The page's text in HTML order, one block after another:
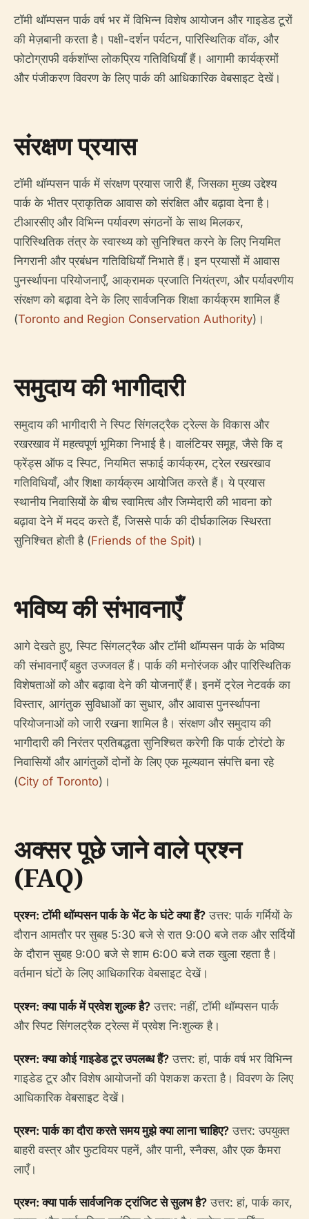
टॉमी थॉम्पसन पार्क वर्ष भर में विभिन्न विशेष आयोजन और गाइडेड टूरों
की मेज़बानी करता है। पक्षी-दर्शन पर्यटन, पारिस्थितिक वॉक, और
फोटोग्राफी वर्कशॉप्स लोकप्रिय गतिविधियाँ हैं। आगामी कार्यक्रमों
और पंजीकरण विवरण के लिए पार्क की आधिकारिक वेबसाइट देखें।
संरक्षण प्रयास
टॉमी थॉम्पसन पार्क में संरक्षण प्रयास जारी हैं, जिसका मुख्य उद्देश्य
पार्क के भीतर प्राकृतिक आवास को संरक्षित और बढ़ावा देना है।
टीआरसीए और विभिन्न पर्यावरण संगठनों के साथ मिलकर,
पारिस्थितिक तंत्र के स्वास्थ्य को सुनिश्चित करने के लिए नियमित
निगरानी और प्रबंधन गतिविधियाँ निभाते हैं। इन प्रयासों में आवास
पुनर्स्थापना परियोजनाएँ, आक्रामक प्रजाति नियंत्रण, और पर्यावरणीय
संरक्षण को बढ़ावा देने के लिए सार्वजनिक शिक्षा कार्यक्रम शामिल हैं
(Toronto and Region Conservation Authority)।
समुदाय की भागीदारी
समुदाय की भागीदारी ने स्पिट सिंगलट्रैक ट्रेल्स के विकास और
रखरखाव में महत्वपूर्ण भूमिका निभाई है। वालंटियर समूह, जैसे कि द
फ्रेंड्स ऑफ द स्पिट, नियमित सफाई कार्यक्रम, ट्रेल रखरखाव
गतिविधियाँ, और शिक्षा कार्यक्रम आयोजित करते हैं। ये प्रयास
स्थानीय निवासियों के बीच स्वामित्व और जिम्मेदारी की भावना को
बढ़ावा देने में मदद करते हैं, जिससे पार्क की दीर्घकालिक स्थिरता
सुनिश्चित होती है (Friends of the Spit)।
भविष्य की संभावनाएँ
आगे देखते हुए, स्पिट सिंगलट्रैक और टॉमी थॉम्पसन पार्क के भविष्य
की संभावनाएँ बहुत उज्जवल हैं। पार्क की मनोरंजक और पारिस्थितिक
विशेषताओं को और बढ़ावा देने की योजनाएँ हैं। इनमें ट्रेल नेटवर्क का
विस्तार, आगंतुक सुविधाओं का सुधार, और आवास पुनर्स्थापना
परियोजनाओं को जारी रखना शामिल है। संरक्षण और समुदाय की
भागीदारी की निरंतर प्रतिबद्धता सुनिश्चित करेगी कि पार्क टोरंटो के
निवासियों और आगंतुकों दोनों के लिए एक मूल्यवान संपत्ति बना रहे
(City of Toronto)।
अक्सर पूछे जाने वाले प्रश्न
(FAQ)
प्रश्न: टॉमी थॉम्पसन पार्क के भेंट के घंटे क्या हैं? उत्तर: पार्क गर्मियों के
दौरान आमतौर पर सुबह 5:30 बजे से रात 9:00 बजे तक और सर्दियों
के दौरान सुबह 9:00 बजे से शाम 6:00 बजे तक खुला रहता है।
वर्तमान घंटों के लिए आधिकारिक वेबसाइट देखें।
प्रश्न: क्या पार्क में प्रवेश शुल्क है? उत्तर: नहीं, टॉमी थॉम्पसन पार्क
और स्पिट सिंगलट्रैक ट्रेल्स में प्रवेश निःशुल्क है।
प्रश्न: क्या कोई गाइडेड टूर उपलब्ध हैं? उत्तर: हां, पार्क वर्ष भर विभिन्न
गाइडेड टूर और विशेष आयोजनों की पेशकश करता है। विवरण के लिए
आधिकारिक वेबसाइट देखें।
प्रश्न: पार्क का दौरा करते समय मुझे क्या लाना चाहिए? उत्तर: उपयुक्त
बाहरी वस्त्र और फुटवियर पहनें, और पानी, स्नैक्स, और एक कैमरा
लाएँ।
प्रश्न: क्या पार्क सार्वजनिक ट्रांजिट से सुलभ है? उत्तर: हां, पार्क कार,